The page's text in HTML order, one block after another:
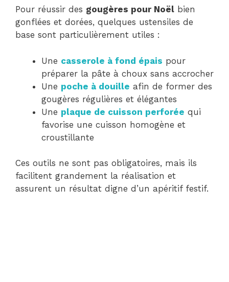
Pour réussir des gougères pour Noël bien
gonflées et dorées, quelques ustensiles de
base sont particulièrement utiles :
Une casserole à fond épais pour
préparer la pâte à choux sans accrocher
Une poche à douille afin de former des
gougères régulières et élégantes
Une plaque de cuisson perforée qui
favorise une cuisson homogène et
croustillante
Ces outils ne sont pas obligatoires, mais ils
facilitent grandement la réalisation et
assurent un résultat digne d’un apéritif festif.